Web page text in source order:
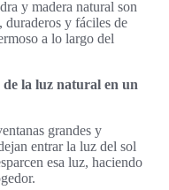
y madera natural son
duraderos y fáciles de
a lo largo del
de la luz natural en un
grandes y
entrar la luz del sol
esa luz, haciendo